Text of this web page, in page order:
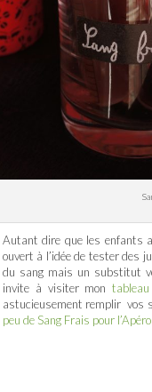
Autant dire que les enfants
ouvert à l’idée de tester des
du sang mais un substitut
invite à visiter mon
astucieusement remplir vos
peu de Sang Frais pour